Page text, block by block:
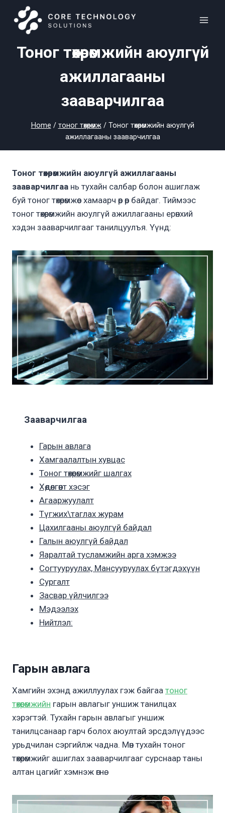
content
Тоног төхөөрөмжийн аюулгүй
ажиллагааны
зааварчилгаа
Home / тоног төхөөрөмж / Тоног төхөөрөмжийн аюулгүй
ажиллагааны зааварчилгаа
Тоног төхөөрөмжийн аюулгүй ажиллагааны
зааварчилгаа нь тухайн салбар болон ашиглаж
буй тоног төхөөрөмжөөс хамаарч өөр өөр байдаг. Тиймээс
тоног төхөөрөмжийн аюулгүй ажиллагааны ерөнхий
хэдэн зааварчилгааг танилцуулъя. Үүнд:
Зааварчилгаа
Гарын авлага
Хамгаалалтын хувцас
Тоног төхөөрөмжийг шалгах
Хөдөлгөөнт хэсэг
Агааржуулалт
Түгжих\таглах журам
Цахилгааны аюулгүй байдал
Галын аюулгүй байдал
Яаралтай тусламжийн арга хэмжээ
Согтууруулах, Мансууруулах бүтэгдэхүүн
Сургалт
Засвар үйлчилгээ
Мэдээлэх
Нийтлэл:
Гарын авлага
Хамгийн эхэнд ажиллуулах гэж байгаа тоног
төхөөрөмжийн гарын авлагыг уншиж танилцах
хэрэгтэй. Тухайн гарын авлагыг уншиж
танилцсанаар гарч болох аюултай эрсдэлүүдээс
урьдчилан сэргийлж чадна. Мөн тухайн тоног
төхөөрөмжийг ашиглах зааварчилгааг сурснаар таны
алтан цагийг хэмнэж өгнө.